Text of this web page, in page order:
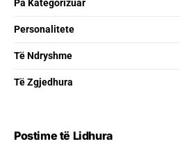
Pa Kategorizuar
Personalitete
Të Ndryshme
Të Zgjedhura
Postime të Lidhura